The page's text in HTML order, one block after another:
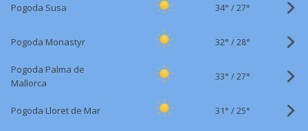
Pogoda Susa 34° /27°
Pogoda Monastyr 32° /28°
Pogoda Palma de
Mallorca
33° /27°
Pogoda Lloret de Mar 31° /25°